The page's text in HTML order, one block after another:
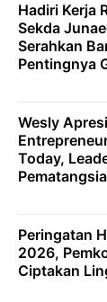
Hadiri Kerja
Sekda
Serahkan
Pentingnya
Wesly
Today,
Peringatan
2026,
Ciptakan